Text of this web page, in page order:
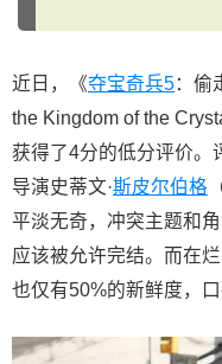
近日，《夺宝奇兵5：偷
the Kingdom of the
获得了4分的低分评价。
导演史蒂文·斯皮尔伯格
平淡无奇，冲突主题和
应该被允许完结。而在
也仅有50%的新鲜度，口